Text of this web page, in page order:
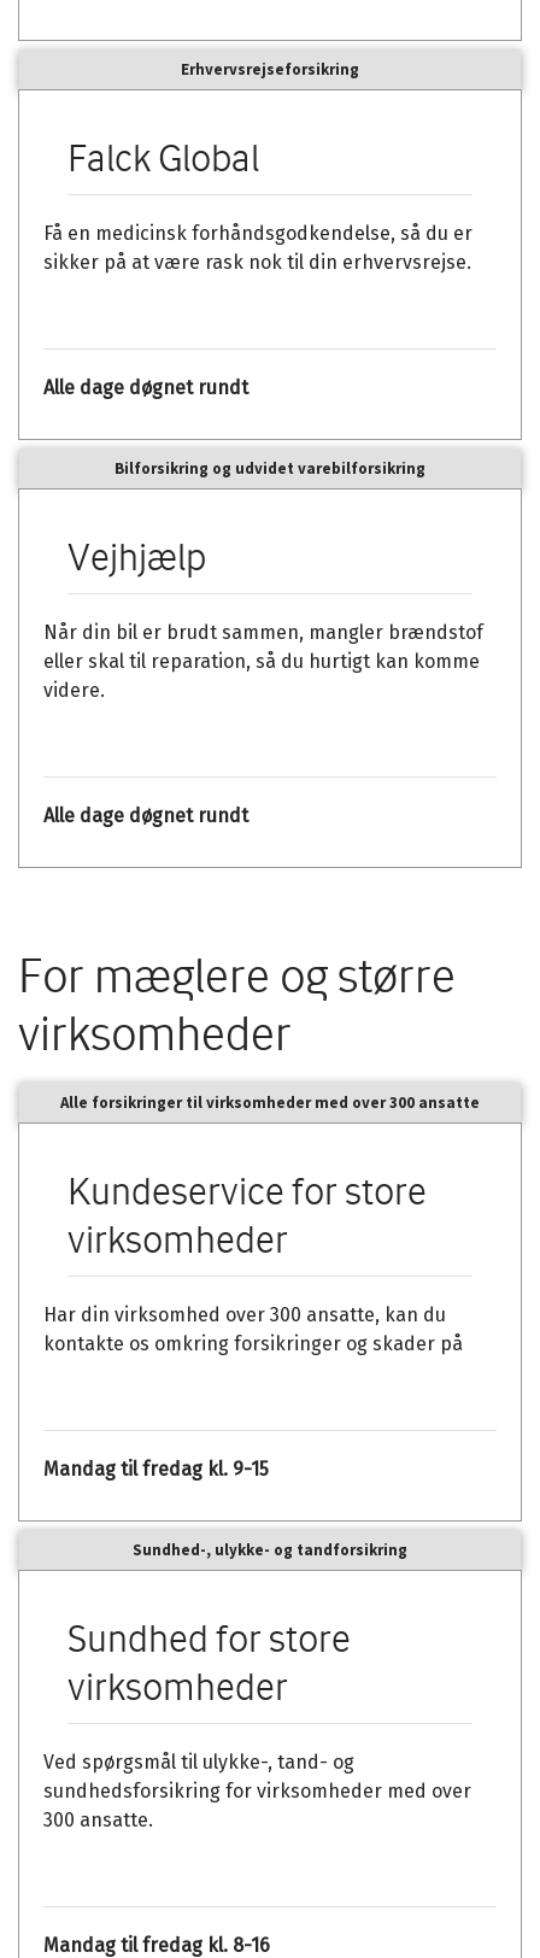
Erhvervsrejseforsikring
Falck Global
Få en medicinsk forhåndsgodkendelse, så du er
sikker på at være rask nok til din erhvervsrejse.
Alle dage døgnet rundt
Bilforsikring og udvidet varebilforsikring
Vejhjælp
Når din bil er brudt sammen, mangler brændstof
eller skal til reparation, så du hurtigt kan komme
videre.
Alle dage døgnet rundt
For mæglere og større
virksomheder
Alle forsikringer til virksomheder med over 300 ansatte
Kundeservice for store
virksomheder
Har din virksomhed over 300 ansatte, kan du
kontakte os omkring forsikringer og skader på
Mandag til fredag kl. 9-15
Sundhed-, ulykke- og tandforsikring
Sundhed for store
virksomheder
Ved spørgsmål til ulykke-, tand- og
sundhedsforsikring for virksomheder med over
300 ansatte.
Mandag til fredag kl. 8-16